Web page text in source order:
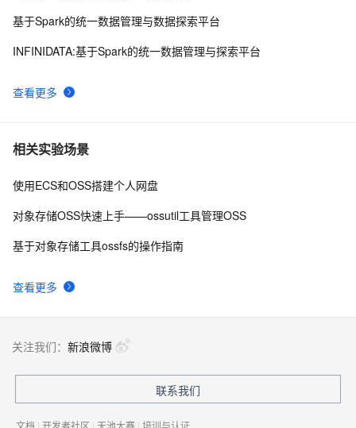
查看更多
基于Spark的统一数据管理与数据探索平台
INFINIDATA:基于Spark的统一数据管理与探索平台
相关实验场景
查看更多
使用ECS和OSS搭建个人网盘
对象存储OSS快速上手——ossutil工具管理OSS
基于对象存储工具ossfs的操作指南
关注我们： 新浪微博
联系我们